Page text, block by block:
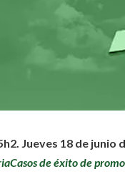
2. Jueves 18 de junio
Casos de éxito de